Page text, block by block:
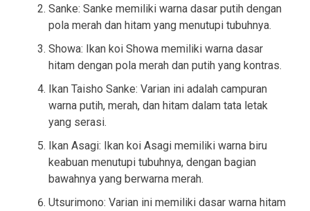
Sanke: Sanke memiliki warna dasar putih dengan
pola merah dan hitam yang menutupi tubuhnya.
Showa: Ikan koi Showa memiliki warna dasar
hitam dengan pola merah dan putih yang kontras.
Ikan Taisho Sanke: Varian ini adalah campuran
warna putih, merah, dan hitam dalam tata letak
yang serasi.
Ikan Asagi: Ikan koi Asagi memiliki warna biru
keabuan menutupi tubuhnya, dengan bagian
bawahnya yang berwarna merah.
Utsurimono: Varian ini memiliki dasar warna hitam